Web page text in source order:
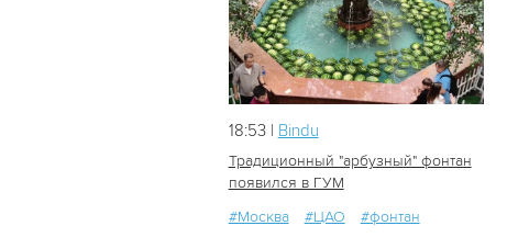
12
18:53 | Bindu
Традиционный "арбузный" фонтан
появился в ГУМ
#Москва
#ЦАО #фонтан